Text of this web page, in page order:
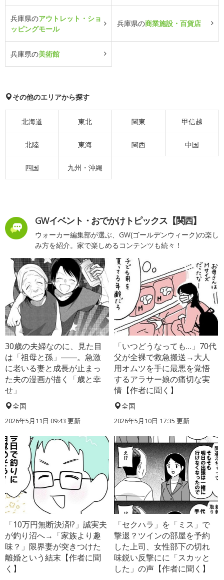
兵庫県のアウトレット・ショ
ッピングモール
兵庫県の商業施設・百貨店
兵庫県の美術館
その他のエリアから探す
北海道 東北 関東 甲信越
北陸 東海 関西 中国
四国 九州・沖縄
GWイベント・おでかけトピックス【関西】
ウォーカー編集部が選ぶ、GW(ゴールデンウィーク)の楽し
み方を紹介。家で楽しめるコンテンツも続々！
30歳の夫婦なのに、見た目
は「祖母と孫」――。急激
に老いる妻と成長が止まっ
た夫の漫画が描く「歳と幸
せ」
全国
2026年5月11日 09:43 更新
「いつどうなっても…」70代
父が全裸で救急搬送→大人
用オムツを手に最悪を覚悟
するアラサー娘の痛切な実
情【作者に聞く】
全国
2026年5月10日 17:35 更新
「10万円無断決済!?」誠実夫
が釣り沼へ→「家族より趣
味？」限界妻が突きつけた
離婚という結末【作者に聞
く】
「セクハラ」を「ミス」で
撃退？ツインの部屋を予約
した上司、女性部下の切れ
味鋭い反撃にに「スカッと
した」の声【作者に聞く】